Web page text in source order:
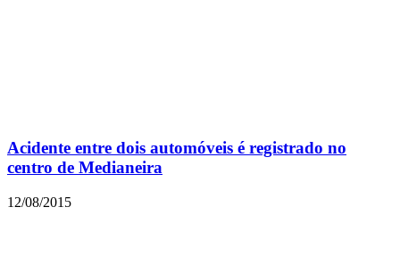
Acidente entre dois automóveis é registrado no
centro de Medianeira
12/08/2015